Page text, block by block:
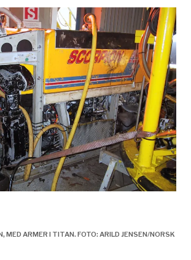
MED ARMER I TITAN. FOTO: ARILD JENSEN/NORSK